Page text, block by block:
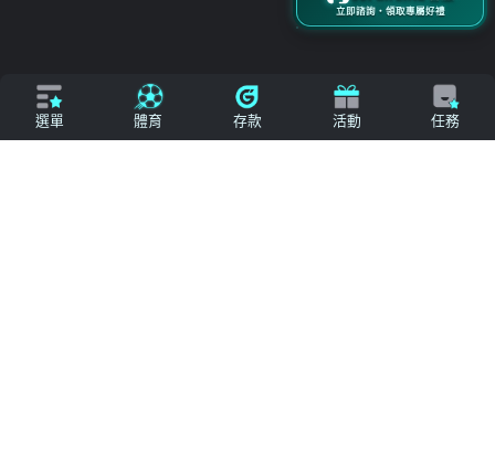
立即來電
加入好友